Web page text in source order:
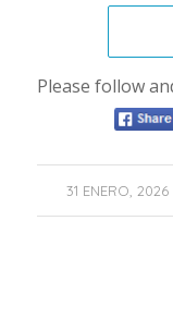
Please follow
31 ENERO, 2026
/